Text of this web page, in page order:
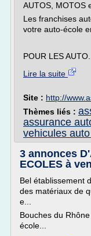
AUTOS, MOTOS
Les franchises
votre auto-école
POUR LES AUTO...
Lire la suite
Site : http://
Thèmes liés :
assurance
vehicules
3 annonces
ECOLES à
Bel établissement
des matériaux de
e...
Bouches du
école...